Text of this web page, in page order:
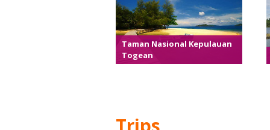
Taman Nasional Kepulauan
Togean